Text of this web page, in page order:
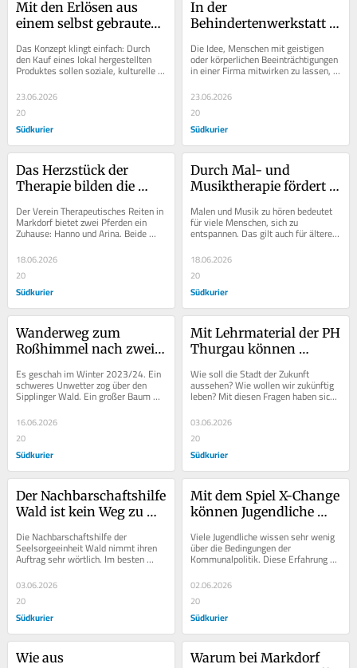
Mit den Erlösen aus
einem selbst gebrauten
Braufreunde Konsch
Initiativen fördern
Das Konzept klingt einfach: Durch
den Kauf eines lokal hergestellten
Produktes sollen soziale, kulturelle
und gemeinnützige Projekte
gefördert...
23.06.2026
20
Südkurier
In der
Behindertenwerkstatt
Menschen mit
Beeinträchtigungen
Die Idee, Menschen mit geistigen
oder körperlichen Beeinträchtigungen
in einer Firma mitwirken zu lassen,
ist an sich nicht neu. Diesen Frauen
und...
23.06.2026
20
Südkurier
Das Herzstück der
Therapie bilden die
und Arina
Der Verein Therapeutisches Reiten in
Markdorf bietet zwei Pferden ein
Zuhause: Hanno und Arina. Beide
Fähigkeiten: Sie...
18.06.2026
20
Südkurier
Durch Mal- und
Musiktherapie fördert
Konstanz alte
Menschen
Malen und Musik zu hören bedeutet
für viele Menschen, sich zu
entspannen. Das gilt auch für ältere
oder kranke Menschen. Das weiß
der...
18.06.2026
20
Südkurier
Wanderweg zum
Roßhimmel nach zwei
frei
Es geschah im Winter 2023/24. Ein
schweres Unwetter zog über den
Sipplinger Wald. Ein großer Baum
wurde vom Wind zu Boden gerissen
und versperrte...
16.06.2026
20
Südkurier
Mit Lehrmaterial der PH
Thurgau können
Zukunft bauen
Wie soll die Stadt der Zukunft
aussehen? Wie wollen wir zukünftig
leben? Mit diesen Fragen haben sich
mittlerweile 22 Schulklassen der
Jahrgänge 5...
03.06.2026
20
Südkurier
Der Nachbarschaftshilfe
Wald ist kein Weg zu
Hilfsbedürftigen
Die Nachbarschaftshilfe der
Seelsorgeeinheit Wald nimmt ihren
Auftrag sehr wörtlich. Im besten
Sinne des Wortes
Nachbarschaftshilfe organisiert sie...
03.06.2026
20
Südkurier
Mit dem Spiel X-Change
können Jugendliche
Demokratie erkunden
Viele Jugendliche wissen sehr wenig
über die Bedingungen der
Kommunalpolitik. Diese Erfahrung
machte 2023 der Verein Linzgau
Kinder- und Jugendhilfe....
02.06.2026
20
Südkurier
Wie aus
Warum bei Markdorf